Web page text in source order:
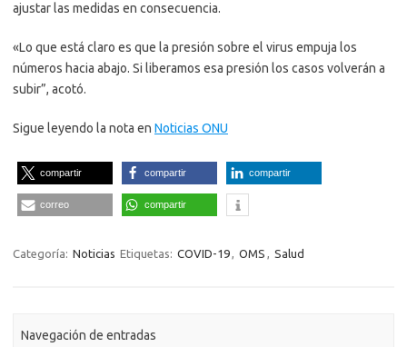
ajustar las medidas en consecuencia.
«Lo que está claro es que la presión sobre el virus empuja los
números hacia abajo. Si liberamos esa presión los casos volverán a
subir”, acotó.
Sigue leyendo la nota en Noticias ONU
compartir compartir compartir
correo compartir
Categoría: Noticias Etiquetas: COVID-19, OMS , Salud
Navegación de entradas